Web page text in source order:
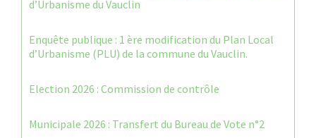
d’Urbanisme du Vauclin
Enquête publique : 1 ère modification du Plan Local
d’Urbanisme (PLU) de la commune du Vauclin.
Election 2026 : Commission de contrôle
Municipale 2026 : Transfert du Bureau de Vote n°2